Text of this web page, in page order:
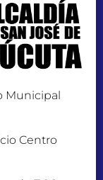
Municipal
Centro